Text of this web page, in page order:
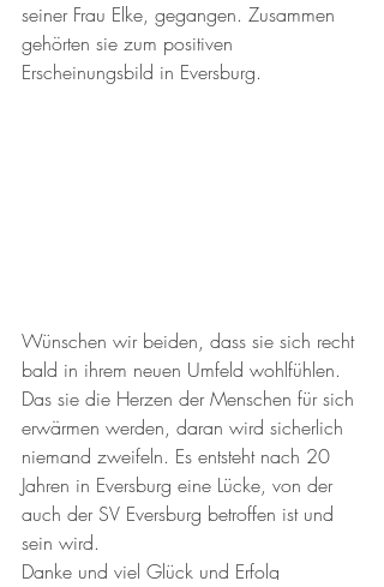
seiner Frau Elke, gegangen. Zusammen
gehörten sie zum positiven
Erscheinungsbild in Eversburg.
Wünschen wir beiden, dass sie sich recht
bald in ihrem neuen Umfeld wohlfühlen.
Das sie die Herzen der Menschen für sich
erwärmen werden, daran wird sicherlich
niemand zweifeln. Es entsteht nach 20
Jahren in Eversburg eine Lücke, von der
auch der SV Eversburg betroffen ist und
sein wird.
Danke und viel Glück und Erfolg